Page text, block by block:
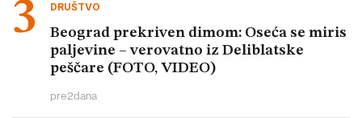
DRUŠTVO
Beograd prekriven dimom: Oseća se miris
paljevine – verovatno iz Deliblatske
peščare (FOTO, VIDEO)
pre2dana